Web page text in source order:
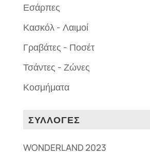
Εσάρπες
Κασκόλ - Λαιμοί
Γραβάτες - Ποσέτ
Τσάντες - Ζώνες
Κοσμήματα
ΣΥΛΛΟΓΕΣ
WONDERLAND 2023